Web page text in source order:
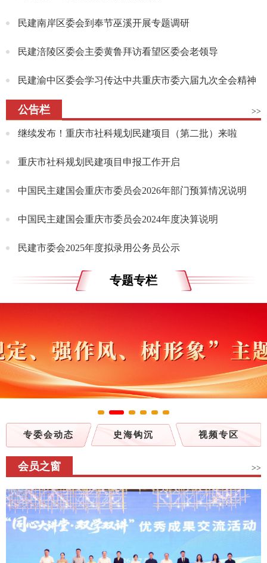
民建南岸区委会到奉节巫溪开展专题调研
民建涪陵区委会主委黄鲁拜访看望区委会老领导
民建渝中区委会学习传达中共重庆市委六届九次全会精神
公告栏 >>
继续发布！重庆市社科规划民建项目（第二批）来啦
重庆市社科规划民建项目申报工作开启
中国民主建国会重庆市委员会2026年部门预算情况说明
中国民主建国会重庆市委员会2024年度决算说明
民建市委会2025年度拟录用公务员公示
专题专栏
专委会动态 史海钩沉 视频专区
会员之窗 >>